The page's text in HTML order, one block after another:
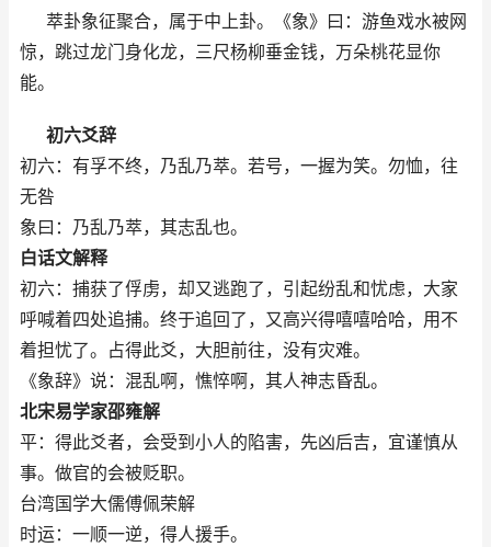
萃卦象征聚合，属于中上卦。《象》曰：游鱼戏水被网
惊，跳过龙门身化龙，三尺杨柳垂金钱，万朵桃花显你
能。
初六爻辞
初六：有孚不终，乃乱乃萃。若号，一握为笑。勿恤，往
无咎
象曰：乃乱乃萃，其志乱也。
白话文解释
初六：捕获了俘虏，却又逃跑了，引起纷乱和忧虑，大家
呼喊着四处追捕。终于追回了，又高兴得嘻嘻哈哈，用不
着担忧了。占得此爻，大胆前往，没有灾难。
《象辞》说：混乱啊，憔悴啊，其人神志昏乱。
北宋易学家邵雍解
平：得此爻者，会受到小人的陷害，先凶后吉，宜谨慎从
事。做官的会被贬职。
台湾国学大儒傅佩荣解
时运：一顺一逆，得人援手。